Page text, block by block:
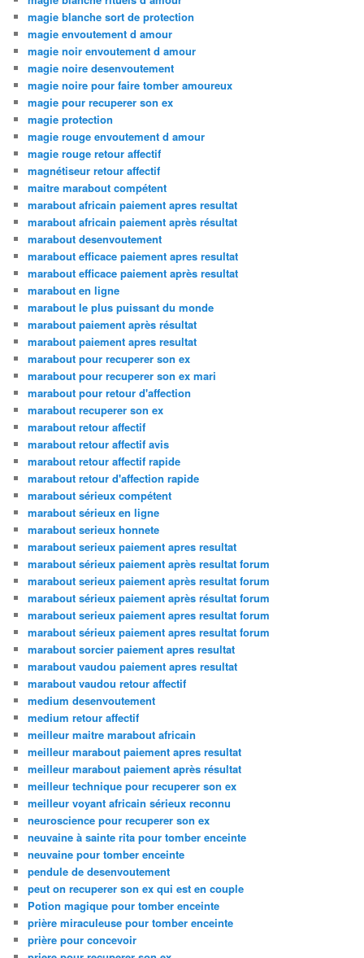
magie blanche sort de protection
magie envoutement d amour
magie noir envoutement d amour
magie noire desenvoutement
magie noire pour faire tomber amoureux
magie pour recuperer son ex
magie protection
magie rouge envoutement d amour
magie rouge retour affectif
magnétiseur retour affectif
maitre marabout compétent
marabout africain paiement apres resultat
marabout africain paiement après résultat
marabout desenvoutement
marabout efficace paiement apres resultat
marabout efficace paiement après resultat
marabout en ligne
marabout le plus puissant du monde
marabout paiement après résultat
marabout paiement apres resultat
marabout pour recuperer son ex
marabout pour recuperer son ex mari
marabout pour retour d'affection
marabout recuperer son ex
marabout retour affectif
marabout retour affectif avis
marabout retour affectif rapide
marabout retour d'affection rapide
marabout sérieux compétent
marabout sérieux en ligne
marabout serieux honnete
marabout serieux paiement apres resultat
marabout sérieux paiement après resultat forum
marabout serieux paiement après resultat forum
marabout sérieux paiement après résultat forum
marabout serieux paiement apres resultat forum
marabout sérieux paiement apres resultat forum
marabout sorcier paiement apres resultat
marabout vaudou paiement apres resultat
marabout vaudou retour affectif
medium desenvoutement
medium retour affectif
meilleur maitre marabout africain
meilleur marabout paiement apres resultat
meilleur marabout paiement après résultat
meilleur technique pour recuperer son ex
meilleur voyant africain sérieux reconnu
neuroscience pour recuperer son ex
neuvaine à sainte rita pour tomber enceinte
neuvaine pour tomber enceinte
pendule de desenvoutement
peut on recuperer son ex qui est en couple
Potion magique pour tomber enceinte
prière miraculeuse pour tomber enceinte
prière pour concevoir